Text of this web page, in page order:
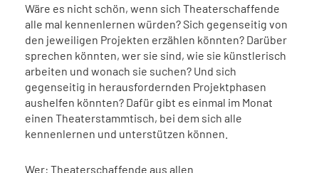
Wäre es nicht schön, wenn sich Theaterschaffende
alle mal kennenlernen würden? Sich gegenseitig von
den jeweiligen Projekten erzählen könnten? Darüber
sprechen könnten, wer sie sind, wie sie künstlerisch
arbeiten und wonach sie suchen? Und sich
gegenseitig in herausfordernden Projektphasen
aushelfen könnten? Dafür gibt es einmal im Monat
einen Theaterstammtisch, bei dem sich alle
kennenlernen und unterstützen können.
Wer: Theaterschaffende aus allen